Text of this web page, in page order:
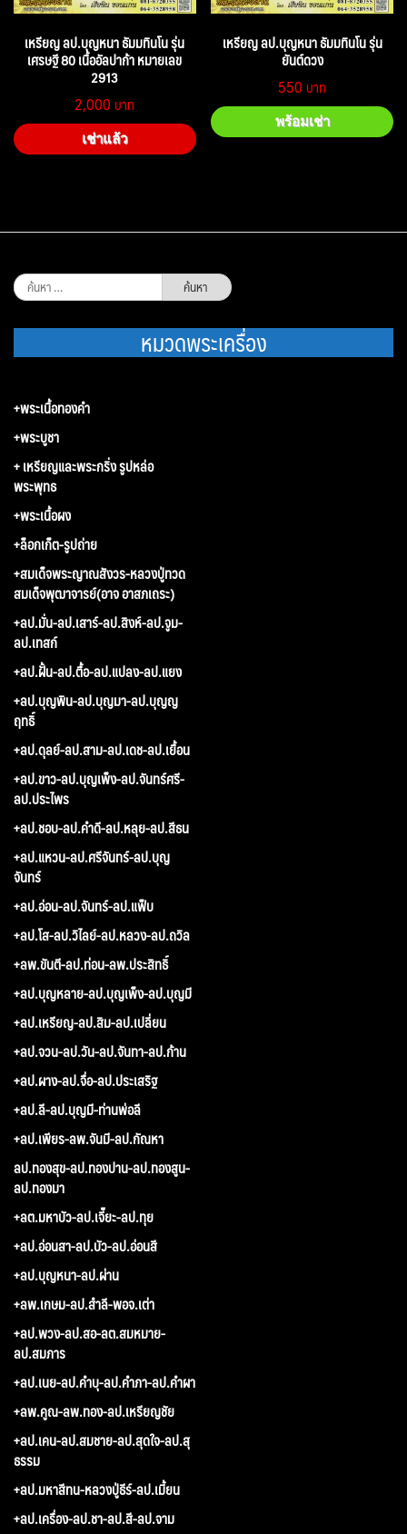
เหรียญ ลป.บุญหนา ธัมมทินโน รุ่น
เศรษฐี 80 เนื้ออัลปาก้า หมายเลข
2913
2,000
เช่าแล้ว
เหรียญ ลป.บุญหนา ธัมมทินโน รุ่น
ยันต์ดวง
550
พร้อมเช่า
ค้นหา
สำหรับ:
หมวดพระเครื่อง
+พระเนื้อทองคำ
+พระบูชา
+ เหรียญและพระกริ่ง รูปหล่อ
พระพุทธ
+พระเนื้อผง
+ล็อกเก็ต-รูปถ่าย
+สมเด็จพระญาณสังวร-หลวงปู่ทวด
สมเด็จพุฒาจารย์(อาจ อาสภเถระ)
+ลป.มั่น-ลป.เสาร์-ลป.สิงห์-ลป.จูม-
ลป.เทสก์
+ลป.ฝั้น-ลป.ตื้อ-ลป.แปลง-ลป.แยง
+ลป.บุญพิน-ลป.บุญมา-ลป.บุญญ
ฤทธิ์
+ลป.ดุลย์-ลป.สาม-ลป.เดช-ลป.เยื้อน
+ลป.ขาว-ลป.บุญเพ็ง-ลป.จันทร์ศรี-
ลป.ประไพร
+ลป.ชอบ-ลป.คำดี-ลป.หลุย-ลป.สีธน
+ลป.แหวน-ลป.ศรีจันทร์-ลป.บุญ
จันทร์
+ลป.อ่อน-ลป.จันทร์-ลป.แฟ็บ
+ลป.โส-ลป.วิไลย์-ลป.หลวง-ลป.ถวิล
+ลพ.ขันตี-ลป.ท่อน-ลพ.ประสิทธิ์
+ลป.บุญหลาย-ลป.บุญเพ็ง-ลป.บุญมี
+ลป.เหรียญ-ลป.สิม-ลป.เปลี่ยน
+ลป.จวน-ลป.วัน-ลป.จันทา-ลป.ก้าน
+ลป.ผาง-ลป.จื่อ-ลป.ประเสริฐ
+ลป.ลี-ลป.บุญมี-ท่านพ่อลี
+ลป.เพียร-ลพ.จันมี-ลป.กัณหา
ลป.ทองสุข-ลป.ทองปาน-ลป.ทองสูน-
ลป.ทองมา
+ลต.มหาบัว-ลป.เจี๊ยะ-ลป.ทุย
+ลป.อ่อนสา-ลป.บัว-ลป.อ่อนสี
+ลป.บุญหนา-ลป.ผ่าน
+ลพ.เกษม-ลป.สำลี-พอจ.เต่า
+ลป.พวง-ลป.สอ-ลต.สมหมาย-
ลป.สมภาร
+ลป.เนย-ลป.คำบุ-ลป.คำภา-ลป.คำผา
+ลพ.คูณ-ลพ.ทอง-ลป.เหรียญชัย
+ลป.เคน-ลป.สมชาย-ลป.สุดใจ-ลป.สุ
ธรรม
+ลป.มหาสีทน-หลวงปู่ธีร์-ลป.เมี้ยน
+ลป.เครื่อง-ลป.ชา-ลป.สี-ลป.จาม